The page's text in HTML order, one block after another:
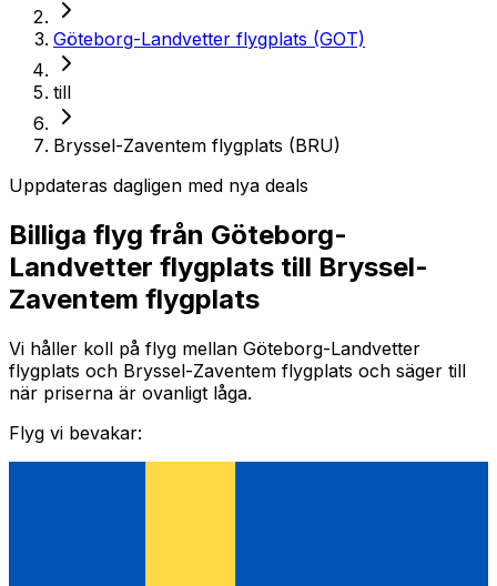
Göteborg-Landvetter flygplats (GOT)
till
Bryssel-Zaventem flygplats (BRU)
Uppdateras dagligen med nya deals
Billiga flyg från Göteborg-
Landvetter flygplats till Bryssel-
Zaventem flygplats
Vi håller koll på flyg mellan Göteborg-Landvetter
flygplats och Bryssel-Zaventem flygplats och säger till
när priserna är ovanligt låga.
Flyg vi bevakar: